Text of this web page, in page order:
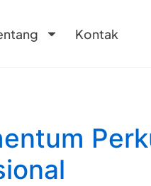
Kontak